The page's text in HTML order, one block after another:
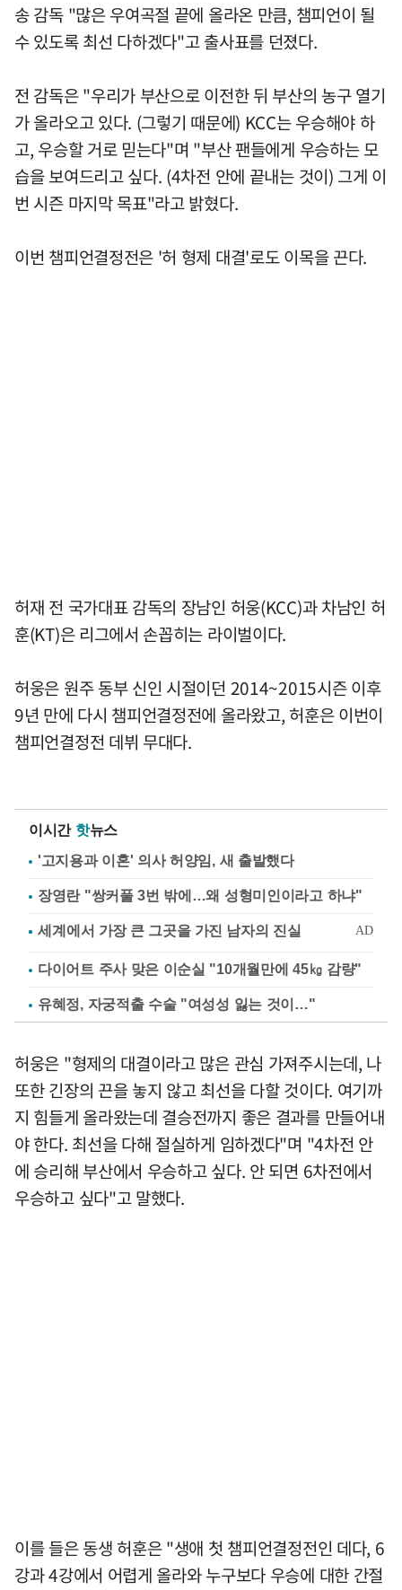
송 감독 "많은 우여곡절 끝에 올라온 만큼, 챔피언이 될
수 있도록 최선 다하겠다"고 출사표를 던졌다.
전 감독은 "우리가 부산으로 이전한 뒤 부산의 농구 열기
가 올라오고 있다. (그렇기 때문에) KCC는 우승해야 하
고, 우승할 거로 믿는다"며 "부산 팬들에게 우승하는 모
습을 보여드리고 싶다. (4차전 안에 끝내는 것이) 그게 이
번 시즌 마지막 목표"라고 밝혔다.
이번 챔피언결정전은 '허 형제 대결'로도 이목을 끈다.
허재 전 국가대표 감독의 장남인 허웅(KCC)과 차남인 허
훈(KT)은 리그에서 손꼽히는 라이벌이다.
허웅은 원주 동부 신인 시절이던 2014~2015시즌 이후
9년 만에 다시 챔피언결정전에 올라왔고, 허훈은 이번이
챔피언결정전 데뷔 무대다.
이시간 핫뉴스
'고지용과 이혼' 의사 허양임, 새 출발했다
장영란 "쌍커풀 3번 밖에…왜 성형미인이라고 하냐"
다이어트 주사 맞은 이순실 "10개월만에 45㎏ 감량"
유혜정, 자궁적출 수술 "여성성 잃는 것이…"
허웅은 "형제의 대결이라고 많은 관심 가져주시는데, 나
또한 긴장의 끈을 놓지 않고 최선을 다할 것이다. 여기까
지 힘들게 올라왔는데 결승전까지 좋은 결과를 만들어내
야 한다. 최선을 다해 절실하게 임하겠다"며 "4차전 안
에 승리해 부산에서 우승하고 싶다. 안 되면 6차전에서
우승하고 싶다"고 말했다.
이를 들은 동생 허훈은 "생애 첫 챔피언결정전인 데다, 6
강과 4강에서 어렵게 올라와 누구보다 우승에 대한 간절